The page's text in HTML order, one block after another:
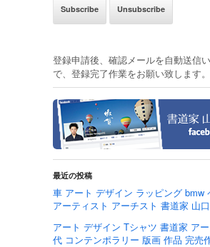
登録申請後、確認メールを自動送信
で、登録完了作業をお願い致します。
最近の投稿
車 アート デザイン ラッピング bmw
アーティスト アーチスト 書道家 山
アート デザイン Tシャツ 書道家 ア
代 コンテンポラリー 版画 作品 完売